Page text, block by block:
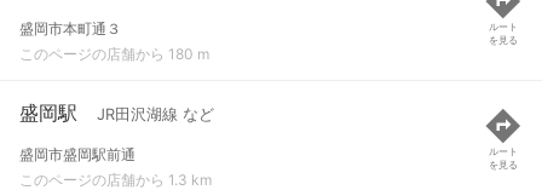
盛岡市本町通３
このページの店舗から 180 m
ルート
を見る
盛岡駅 JR田沢湖線 など
盛岡市盛岡駅前通
このページの店舗から 1.3 km
ルート
を見る